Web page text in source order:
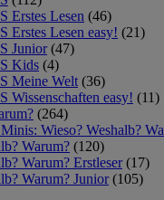
Erstes Lesen (46)
Erstes Lesen easy! (21)
Junior (47)
Kids (4)
Meine Welt (36)
Wissenschaften easy! (11)
(264)
Wieso? Weshalb?
Warum? (120)
Warum? Erstleser (17)
Warum? Junior (105)